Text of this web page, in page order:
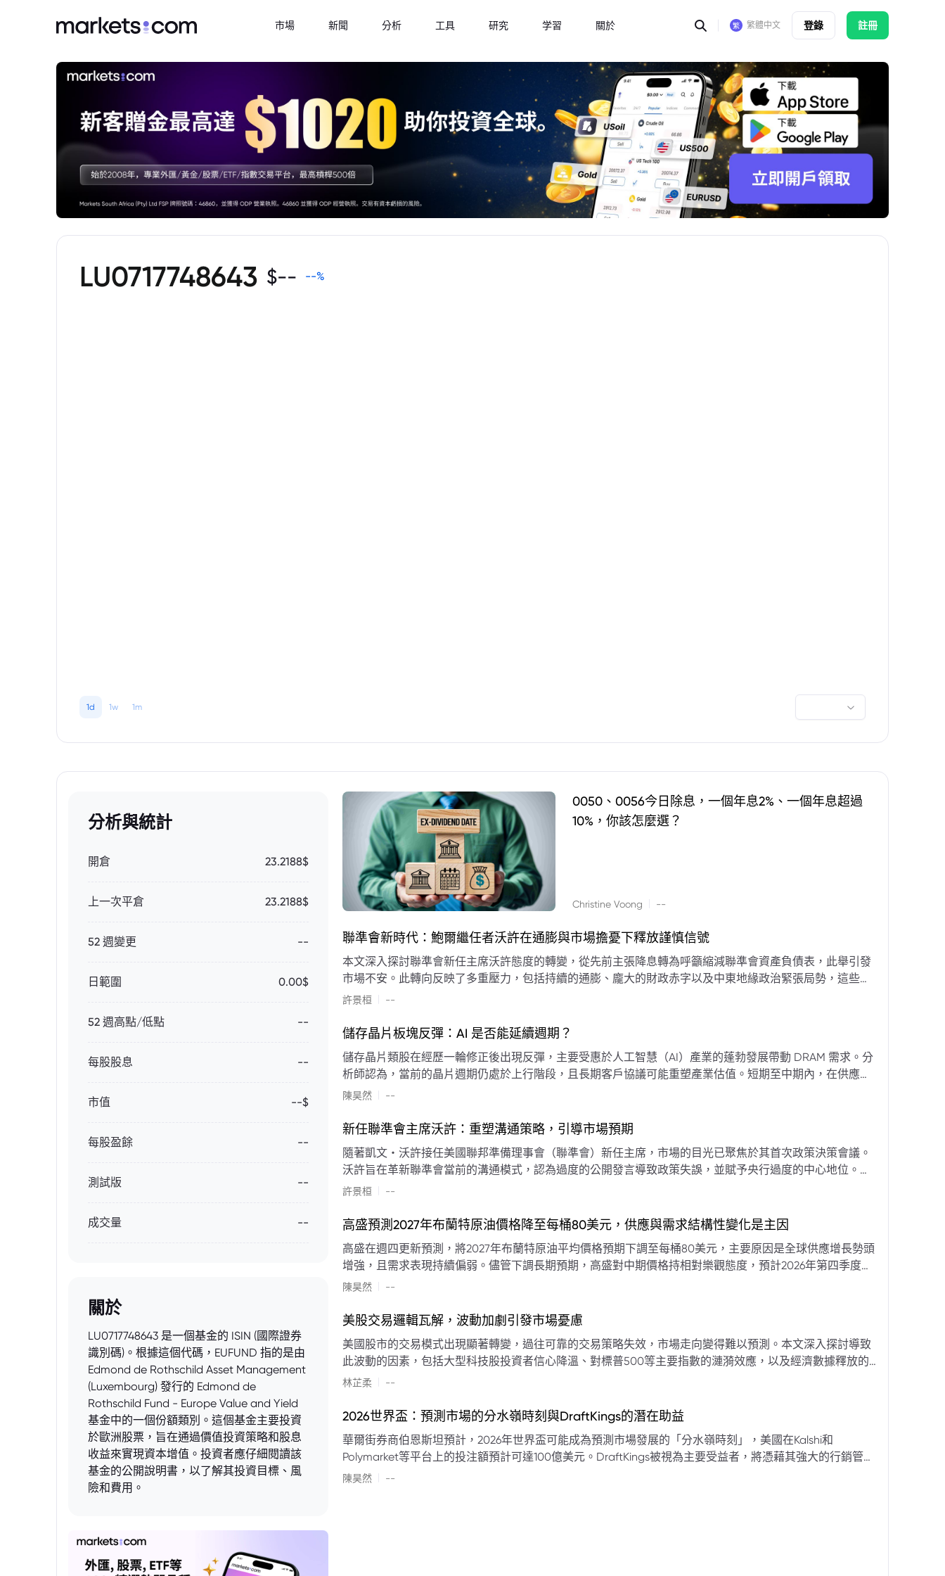
市場 新聞 分析 工具 研究 学習 關於 繁體中文 登錄 註冊
LU0717748643 $-- --%
1d 1w 1m
分析與統計
開倉 23.2188$
上一次平倉 23.2188$
52 週變更 --
日範圍 0.00$
52 週高點/低點 --
每股股息 --
市值 --$
每股盈餘 --
測試版 --
成交量 --
關於
LU0717748643 是一個基金的 ISIN (國際證券
識別碼)。根據這個代碼，EUFUND 指的是由
Edmond de Rothschild Asset Management
(Luxembourg) 發行的 Edmond de
Rothschild Fund - Europe Value and Yield
基金中的一個份額類別。這個基金主要投資
於歐洲股票，旨在通過價值投資策略和股息
收益來實現資本增值。投資者應仔細閱讀該
基金的公開說明書，以了解其投資目標、風
險和費用。
0050、0056今日除息，一個年息2%、一個年息超過
10%，你該怎麼選？
Christine Voong --
聯準會新時代：鮑爾繼任者沃許在通膨與市場擔憂下釋放謹慎信號
本文深入探討聯準會新任主席沃許態度的轉變，從先前主張降息轉為呼籲縮減聯準會資產負債表，此舉引發
市場不安。此轉向反映了多重壓力，包括持續的通膨、龐大的財政赤字以及中東地緣政治緊張局勢，這些因
素限制了聯準會實施降息或激進縮減資產負債表的空間。專家預計將進入政策觀望期，重點將放在維持較高
許景桓 --
儲存晶片板塊反彈：AI 是否能延續週期？
儲存晶片類股在經歷一輪修正後出現反彈，主要受惠於人工智慧（AI）產業的蓬勃發展帶動 DRAM 需求。分
析師認為，當前的晶片週期仍處於上行階段，且長期客戶協議可能重塑產業估值。短期至中期內，在供應受
限的支撐下，價格預期將持續走高。
陳昊然 --
新任聯準會主席沃許：重塑溝通策略，引導市場預期
隨著凱文・沃許接任美國聯邦準備理事會（聯準會）新任主席，市場的目光已聚焦於其首次政策決策會議。
沃許旨在革新聯準會當前的溝通模式，認為過度的公開發言導致政策失誤，並賦予央行過度的中心地位。他
計畫重塑政策預期的發布方式及其頻率，目標是減少對預期市場信號的依賴，並強化對經濟基本面的關注。
許景桓 --
高盛預測2027年布蘭特原油價格降至每桶80美元，供應與需求結構性變化是主因
高盛在週四更新預測，將2027年布蘭特原油平均價格預期下調至每桶80美元，主要原因是全球供應增長勢頭
增強，且需求表現持續偏弱。儘管下調長期預期，高盛對中期價格持相對樂觀態度，預計2026年第四季度布
蘭特原油均價為每桶90美元。該行認為，美國、巴西、圭亞那、委內瑞拉及阿聯酋的產量提升，加上需求端
其影響低於預期，二季度的全球供應缺口（每日500萬至600萬桶）因需求疲軟和市場已存在的供過於求而
口受阻持續，2026年底油價可能升至每桶110美元以上，極端情況下2027年甚至可能觸及140美元。相對地，
若供應快速恢復且需求進一步走弱，2026年底油價可能回落至每桶70美元左右，2027年則可能降至每桶60
美元。
陳昊然 --
美股交易邏輯瓦解，波動加劇引發市場憂慮
美國股市的交易模式出現顯著轉變，過往可靠的交易策略失效，市場走向變得難以預測。本文深入探討導致
此波動的因素，包括大型科技股投資者信心降溫、對標普500等主要指數的漣漪效應，以及經濟數據釋放的
矛盾信號。專家意見顯示，雙向交易與市場震盪加劇將成為新常態。重點摘要包括：先前「逢低買入」策略
點：** * **交易邏輯轉變：** 順勢做多的市場邏輯已瓦解，市場走向變得難以預測。 * **科技股信心減弱：**
現顯著的單日反轉幅度，整體市場穩定性大幅下降。 * **經濟數據拉扯：** 經濟數據表現出韌性與聯準會緊
縮貨幣政策預期升溫之間形成拉扯，加劇市場不確定性。 * **專家預期：** 預計將持續出現板塊輪動與風格
切換，投資者意見分歧程度處於極高水平。 * **聚焦聯準會：** 聯準會的利率決議及後續記者會，被視為短
林芷柔 --
2026世界盃：預測市場的分水嶺時刻與DraftKings的潛在助益
華爾街券商伯恩斯坦預計，2026年世界盃可能成為預測市場發展的「分水嶺時刻」，美國在Kalshi和
Polymarket等平台上的投注額預計可達100億美元。DraftKings被視為主要受益者，將憑藉其強大的行銷管
道、西班牙語轉播權以及對預測市場業務的拓展，為即將到來的NFL賽季做準備。
陳昊然 --